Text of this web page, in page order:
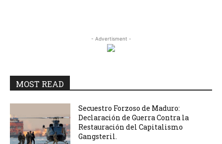
- Advertisment -
MOST READ
Secuestro Forzoso de Maduro:
Declaración de Guerra Contra la
Restauración del Capitalismo
Gangsteril.